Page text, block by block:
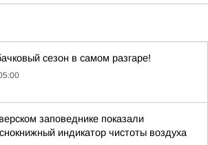
сезон в самом разгаре!
заповеднике показали
индикатор чистоты воздуха